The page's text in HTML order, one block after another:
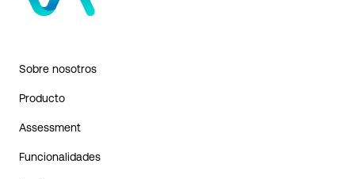
Sobre nosotros
Producto
Assessment
Funcionalidades